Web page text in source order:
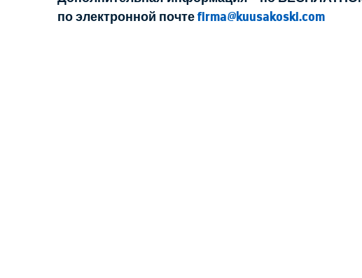
по электронной почте firma@kuusakoski.com